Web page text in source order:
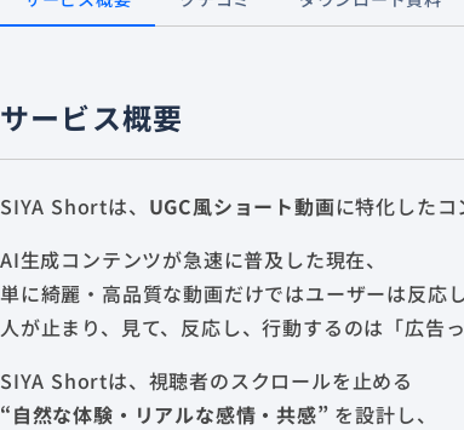
サービス概要
SIYA Shortは、 UGC風ショート動画に特化したコ
AI生成コンテンツが急速に普及した現在、
単に綺麗・高品質な動画だけではユーザーは反応し
人が止まり、見て、反応し、行動するのは「広告
SIYA Shortは、視聴者のスクロールを止める
“自然な体験・リアルな感情・共感” を設計し、